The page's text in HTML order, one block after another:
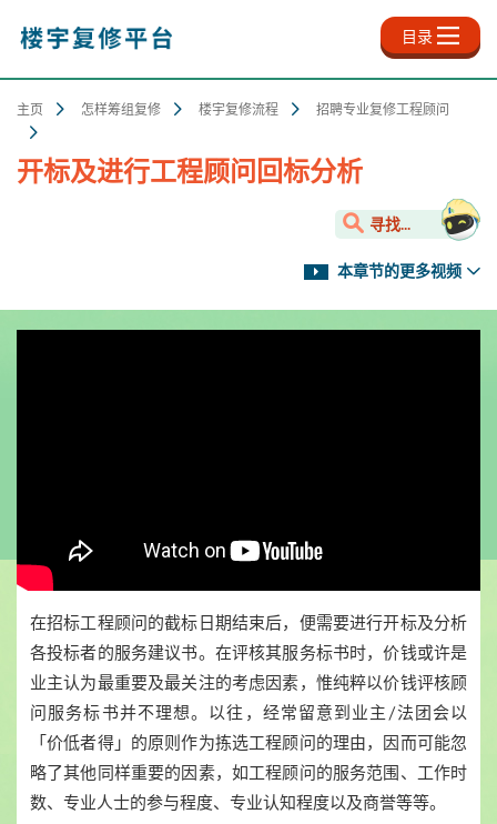
内
目录
主页 怎样筹组复修 楼宇复修流程 招聘专业复修工程顾问
开标及进行工程顾问回标分析
寻找...
本章节的更多视频
在招标工程顾问的截标日期结束后，便需要进行开标及分析
各投标者的服务建议书。在评核其服务标书时，价钱或许是
业主认为最重要及最关注的考虑因素，惟纯粹以价钱评核顾
问服务标书并不理想。以往，经常留意到业主/法团会以
「价低者得」的原则作为拣选工程顾问的理由，因而可能忽
略了其他同样重要的因素，如工程顾问的服务范围、工作时
数、专业人士的参与程度、专业认知程度以及商誉等等。